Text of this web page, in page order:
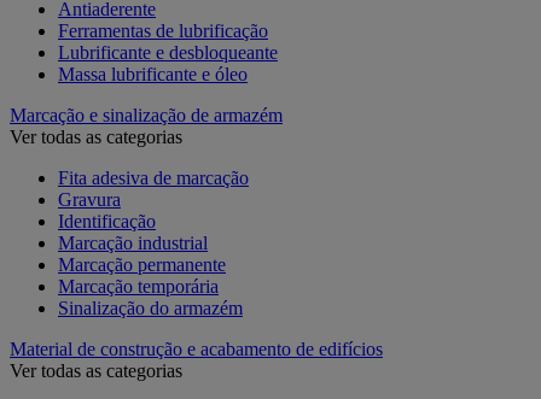
Antiaderente
Ferramentas de lubrificação
Lubrificante e desbloqueante
Massa lubrificante e óleo
Marcação e sinalização de armazém
Ver todas as categorias
Fita adesiva de marcação
Gravura
Identificação
Marcação industrial
Marcação permanente
Marcação temporária
Sinalização do armazém
Material de construção e acabamento de edifícios
Ver todas as categorias